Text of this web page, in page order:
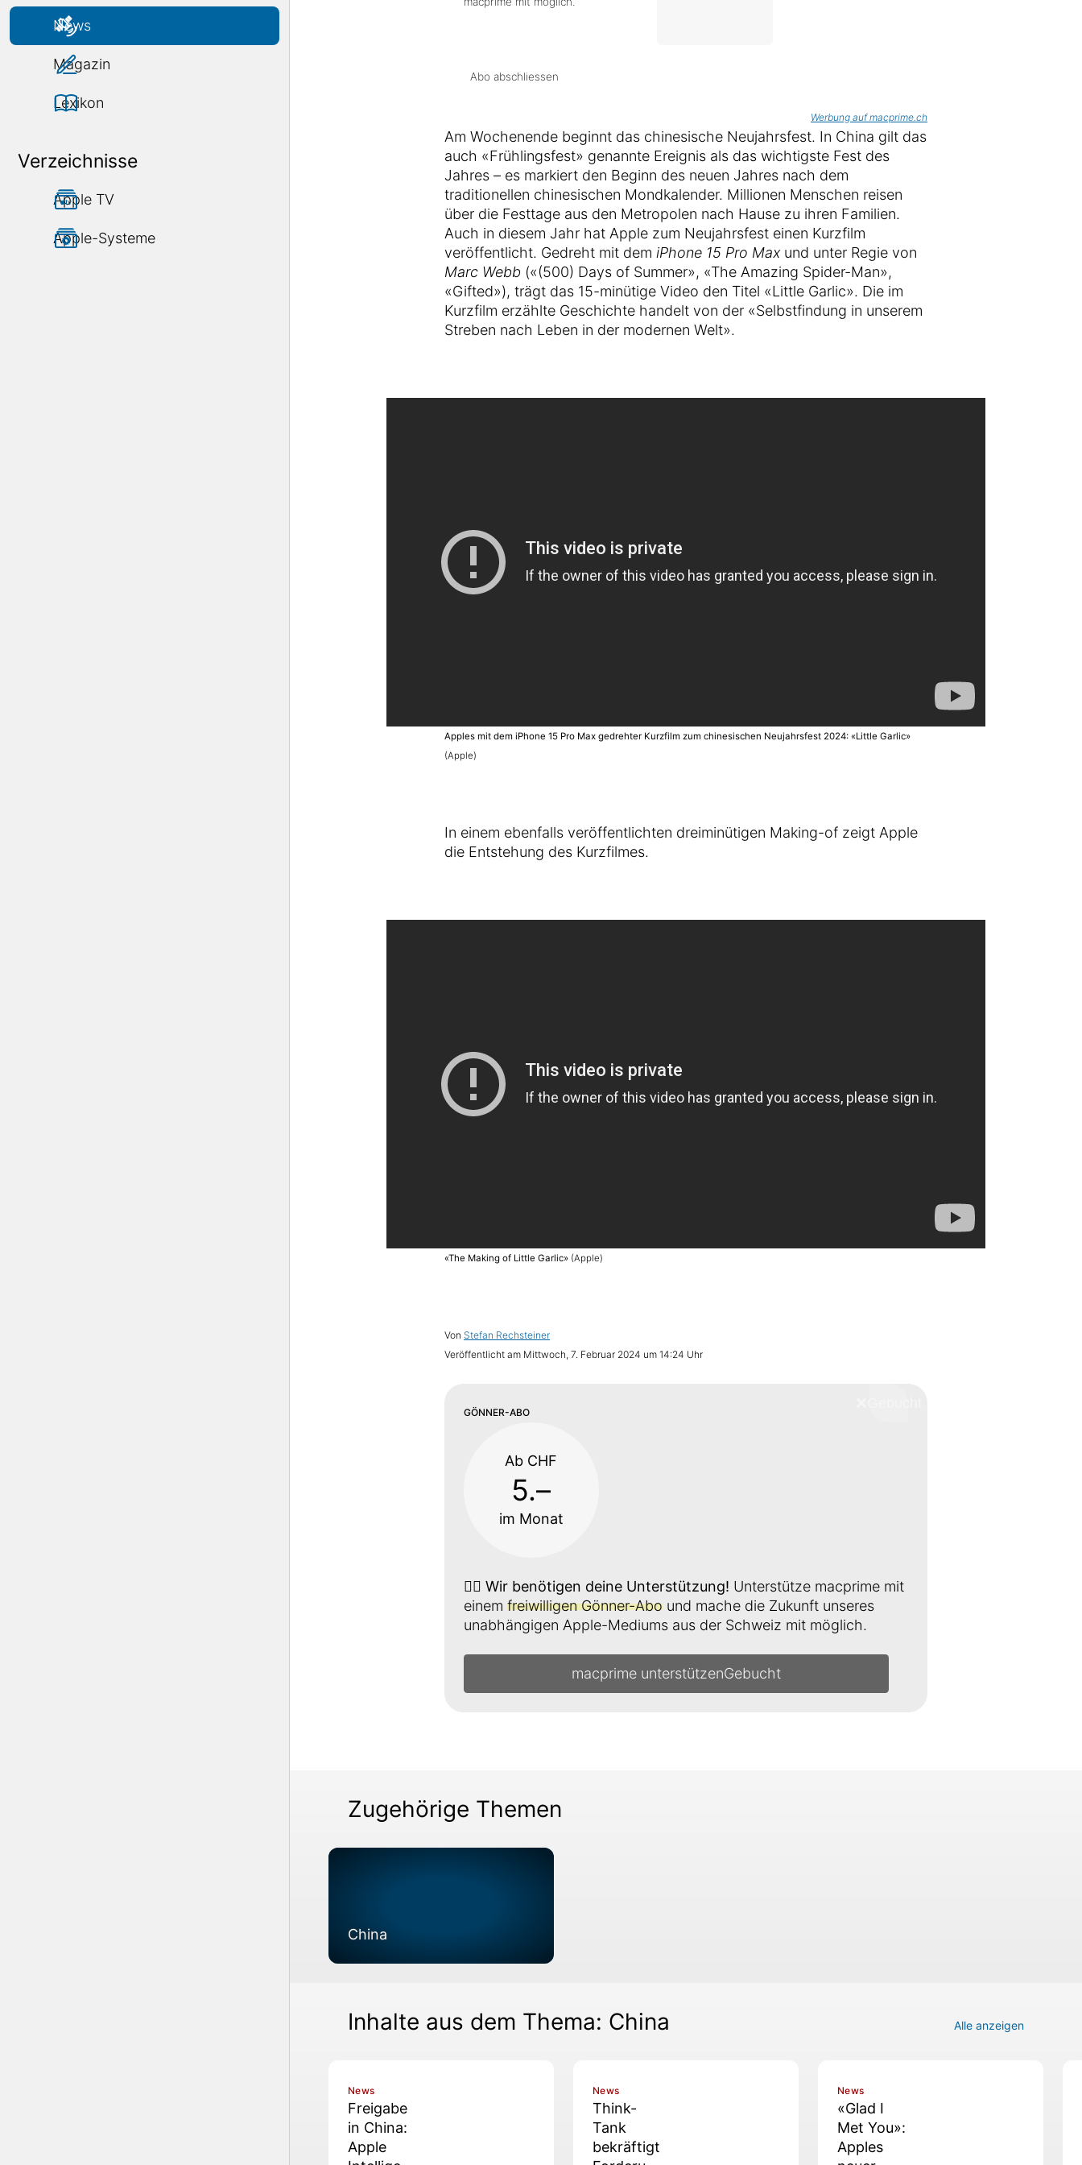
News
Magazin
Lexikon
Verzeichnisse
Apple TV
Apple-Systeme
Abo abschliessen
Werbung auf macprime.ch
Am Wochenende beginnt das chinesische Neujahrsfest. In China gilt das
auch «Frühlingsfest» genannte Ereignis als das wichtigste Fest des
Jahres – es markiert den Beginn des neuen Jahres nach dem
traditionellen chinesischen Mondkalender. Millionen Menschen reisen
über die Festtage aus den Metropolen nach Hause zu ihren Familien.
Auch in diesem Jahr hat Apple zum Neujahrsfest einen Kurzfilm
veröffentlicht. Gedreht mit dem iPhone 15 Pro Maxund unter Regie von
Marc Webb («(500) Days of Summer», «The Amazing Spider-Man»,
«Gifted»), trägt das 15-minütige Video den Titel «Little Garlic». Die im
Kurzfilm erzählte Geschichte handelt von der «Selbstfindung in unserem
Streben nach Leben in der modernen Welt».
Apples mit dem iPhone 15 Pro Max gedrehter Kurzfilm zum chinesischen Neujahrsfest 2024: «Little Garlic»
(Apple)
In einem ebenfalls veröffentlichten dreiminütigen Making-of zeigt Apple
die Entstehung des Kurzfilmes.
«The Making of Little Garlic» (Apple)
Von Stefan Rechsteiner
Veröffentlicht am Mittwoch, 7. Februar 2024 um 14:24 Uhr
GÖNNER-ABO
Ab CHF
5.–
im Monat
👉🏼 Wir benötigen deine Unterstützung! Unterstütze macprime mit
einem freiwilligen Gönner-Abound mache die Zukunft unseres
unabhängigen Apple-Mediums aus der Schweiz mit möglich.
macprime unterstützen
Zugehörige Themen
China
Inhalte aus dem Thema: China Alle anzeigen
News
Freigabe
in China:
Apple
News
Think-
Tank
bekräftigt
News
«Glad I
Met You»:
Apples